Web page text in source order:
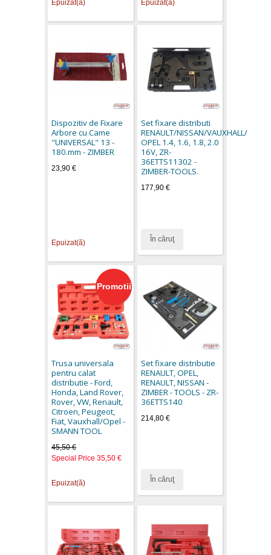
Epuizat(ă) Epuizat(ă)
Dispozitiv de Fixare
Arbore cu Came
"UNIVERSAL" 13 -
180.mm - ZIMBER
23,90 €
Epuizat(ă)
Set fixare distributi
RENAULT/NISSAN/VAUXHALL/
OPEL 1.4, 1.6, 1.8, 2.0
16V, ZR-
36ETTS11302 -
ZIMBER-TOOLS.
177,90 €
În căruţ
Promotii
Trusa universala
pentru calat
distributie - Ford,
Honda, Land Rover,
Rover, VW, Renault,
Citroen, Peugeot,
Fiat, Vauxhall/Opel -
SMANN TOOL
45,50 €
Special Price 35,50 €
Epuizat(ă)
Set fixare distributie
RENAULT, OPEL,
RENAULT, NISSAN -
ZIMBER - TOOLS - ZR-
36ETTS140
214,80 €
În căruţ